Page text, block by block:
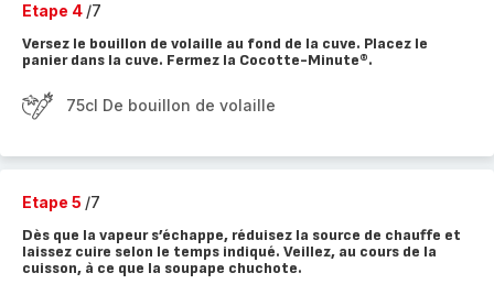
Etape 4 /7
Versez le bouillon de volaille au fond de la cuve. Placez le
panier dans la cuve. Fermez la Cocotte-Minute®.
75cl De bouillon de volaille
Etape 5 /7
Dès que la vapeur s’échappe, réduisez la source de chauffe et
laissez cuire selon le temps indiqué. Veillez, au cours de la
cuisson, à ce que la soupape chuchote.